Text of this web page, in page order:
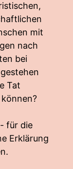
mit
nach
bei
Tat
für die
Erklärung